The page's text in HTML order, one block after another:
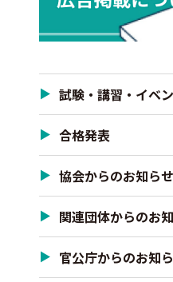
試験・講習・イベ
合格発表
協会からのお知らせ
関連団体からのお
官公庁からのお知